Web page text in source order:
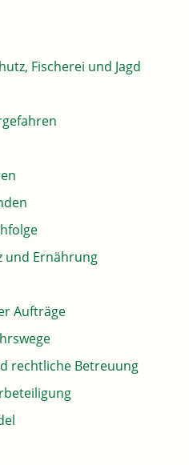
Fischerei und Jagd
und Ernährung
Aufträge
rechtliche Betreuung